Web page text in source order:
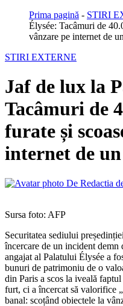
Prima pagină - STIRI
Élysée: Tacâmuri de
vânzare pe internet de
STIRI EXTERNE
Jaf de lux la
Tacâmuri de
furate și
internet de
De Redactia
Sursa foto: AFP
Securitatea sediului
încercare de un incident demn
angajat al Palatului Élysée a
bunuri de patrimoniu de o
din Paris a scos la iveală
furt, ci a încercat să valorifice
banal: scoțând obiectele la